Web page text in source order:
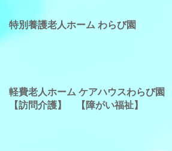
特別養護老人ホーム わらび園
軽費老人ホーム ケアハウスわらび園
【訪問介護】
【障がい福祉】